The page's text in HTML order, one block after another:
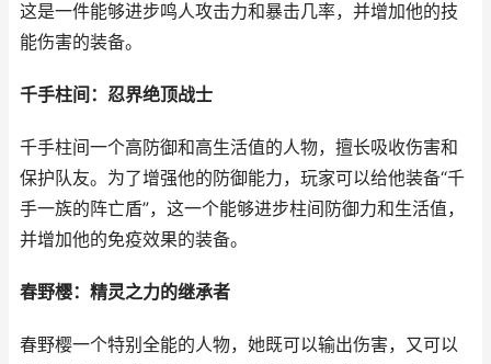
这是一件能够进步鸣人攻击力和暴击几率，并增加他的技
能伤害的装备。
千手柱间：忍界绝顶战士
千手柱间一个高防御和高生活值的人物，擅长吸收伤害和
保护队友。为了增强他的防御能力，玩家可以给他装备“千
手一族的阵亡盾”，这一个能够进步柱间防御力和生活值，
并增加他的免疫效果的装备。
春野樱：精灵之力的继承者
春野樱一个特别全能的人物，她既可以输出伤害，又可以